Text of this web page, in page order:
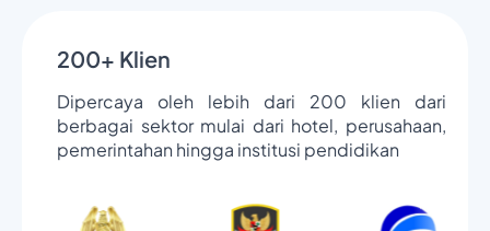
200+ Klien
Dipercaya oleh lebih dari 200 klien dari
berbagai sektor mulai dari hotel, perusahaan,
pemerintahan hingga institusi pendidikan